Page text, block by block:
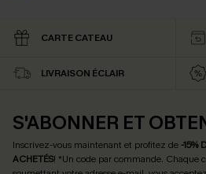
CARTE CATEAU
LIVRAISON ÉCLAIR
S'ABONNER ET
Inscrivez-vous maintenant et profitez de -15%
ACHETÉS! *Un code par commande. Chaque